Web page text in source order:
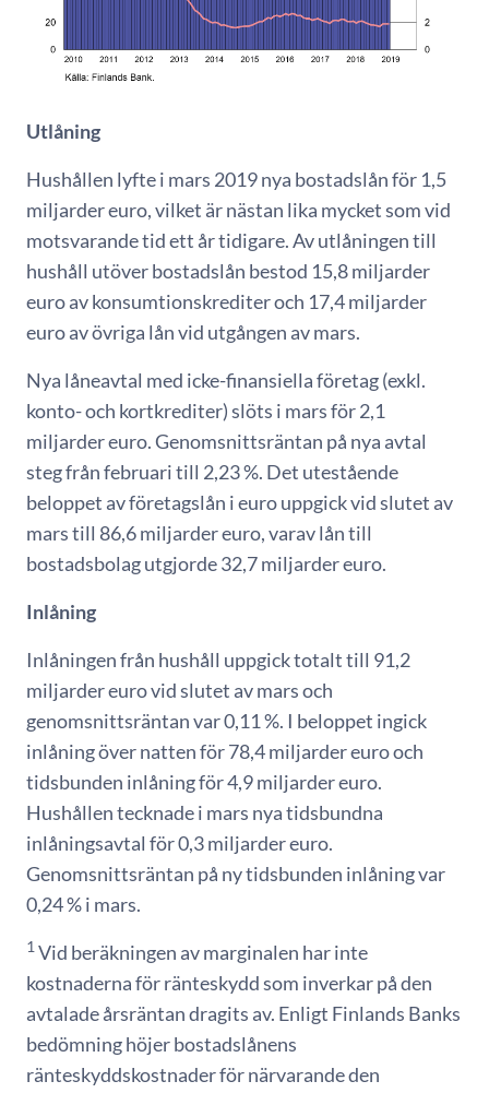
Utlåning
Hushållen lyfte i mars 2019 nya bostadslån för 1,5
miljarder euro, vilket är nästan lika mycket som vid
motsvarande tid ett år tidigare. Av utlåningen till
hushåll utöver bostadslån bestod 15,8 miljarder
euro av konsumtionskrediter och 17,4 miljarder
euro av övriga lån vid utgången av mars.
Nya låneavtal med icke-finansiella företag (exkl.
konto- och kortkrediter) slöts i mars för 2,1
miljarder euro. Genomsnittsräntan på nya avtal
steg från februari till 2,23 %. Det utestående
beloppet av företagslån i euro uppgick vid slutet av
mars till 86,6 miljarder euro, varav lån till
bostadsbolag utgjorde 32,7 miljarder euro.
Inlåning
Inlåningen från hushåll uppgick totalt till 91,2
miljarder euro vid slutet av mars och
genomsnittsräntan var 0,11 %. I beloppet ingick
inlåning över natten för 78,4 miljarder euro och
tidsbunden inlåning för 4,9 miljarder euro.
Hushållen tecknade i mars nya tidsbundna
inlåningsavtal för 0,3 miljarder euro.
Genomsnittsräntan på ny tidsbunden inlåning var
0,24 % i mars.
1Vid beräkningen av marginalen har inte
kostnaderna för ränteskydd som inverkar på den
avtalade årsräntan dragits av. Enligt Finlands Banks
bedömning höjer bostadslånens
ränteskyddskostnader för närvarande den